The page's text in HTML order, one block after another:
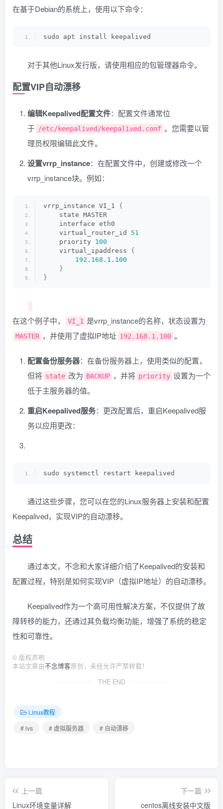
在基于Debian的系统上，使用以下命令：
sudo apt install keepalived
对于其他Linux发行版，请使用相应的包管理器命令。
配置VIP自动漂移
编辑Keepalived配置文件：配置文件通常位
于 /etc/keepalived/keepalived.conf 。您需要以管
理员权限编辑此文件。
设置vrrp_instance：在配置文件中，创建或修改一个
vrrp_instance块。例如：
vrrp_instance VI_1 {
    state MASTER
    interface eth0
    virtual_router_id
51
    priority
100
    virtual_ipaddress
{
192.168 . 1 . 100
}
}
在这个例子中， VI_1 是vrrp_instance的名称，状态设置为
MASTER ，并使用了虚拟IP地址 192.168.1.100 。
配置备份服务器：在备份服务器上，使用类似的配置，
但将 state 改为 BACKUP ，并将 priority 设置为一个
低于主服务器的值。
重启Keepalived服务：更改配置后，重启Keepalived服
务以应用更改：
sudo systemctl restart keepalived
通过这些步骤，您可以在您的Linux服务器上安装和配置
Keepalived，实现VIP的自动漂移。
总结
通过本文，不念和大家详细介绍了Keepalived的安装和
配置过程，特别是如何实现VIP（虚拟IP地址）的自动漂移。
Keepalived作为一个高可用性解决方案，不仅提供了故
障转移的能力，还通过其负载均衡功能，增强了系统的稳定
性和可靠性。
© 版权声明
本站文章由不念博客原创，未经允许严禁转载！
THE END
Linux教程
# lvs
# 虚拟服务器 # 自动漂移
上一篇
Linux环境变量详解
下一篇
centos离线安装中文版